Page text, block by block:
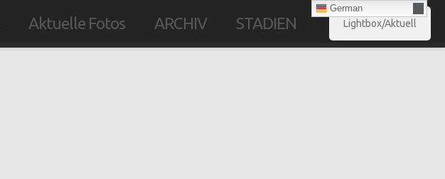
Aktuelle Fotos ARCHIV STADIEN
German
Lightbox/Aktuell